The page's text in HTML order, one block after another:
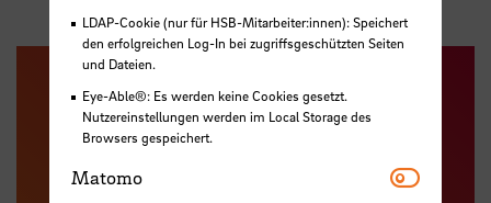
LDAP-Cookie (nur für HSB-Mitarbeiter:innen): Speichert
den erfolgreichen Log-In bei zugriffsgeschützten Seiten
und Dateien.
Eye-Able®: Es werden keine Cookies gesetzt.
Nutzereinstellungen werden im Local Storage des
Browsers gespeichert.
Matomo Matomo